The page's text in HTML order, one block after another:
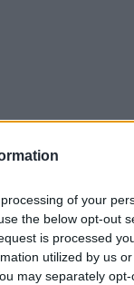
of your
the below opt-out
is processed
utilized by us
may separately
a „Skeleton